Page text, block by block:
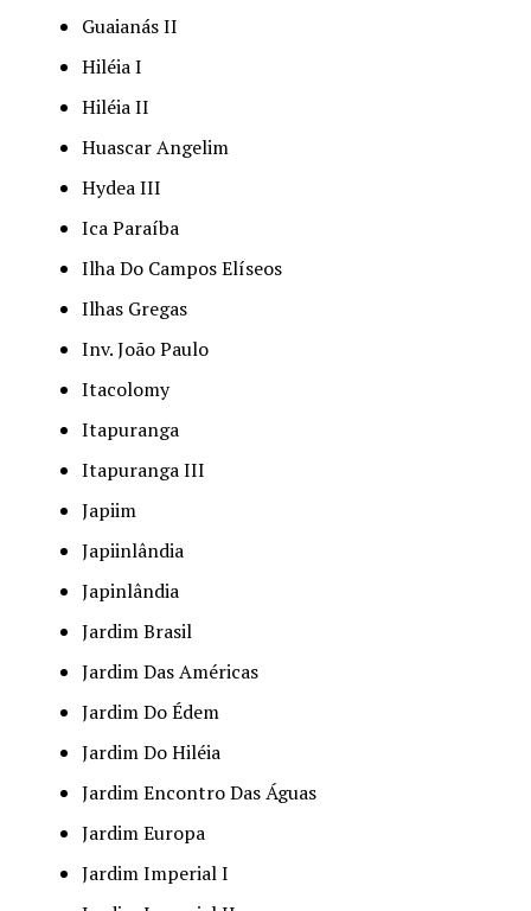
Guaianás II
Hiléia I
Hiléia II
Huascar Angelim
Hydea III
Ica Paraíba
Ilha Do Campos Elíseos
Ilhas Gregas
Inv. João Paulo
Itacolomy
Itapuranga
Itapuranga III
Japiim
Japiinlândia
Japinlândia
Jardim Brasil
Jardim Das Américas
Jardim Do Édem
Jardim Do Hiléia
Jardim Encontro Das Águas
Jardim Europa
Jardim Imperial I